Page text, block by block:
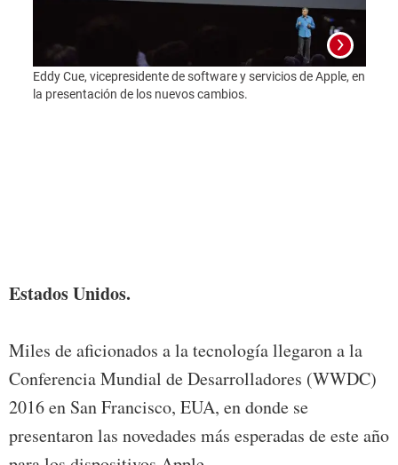
Eddy Cue, vicepresidente de software y servicios de Apple, en
la presentación de los nuevos cambios.
Estados Unidos.
Miles de aficionados a la tecnología llegaron a la
Conferencia Mundial de Desarrolladores (WWDC)
2016 en San Francisco, EUA, en donde se
presentaron las novedades más esperadas de este año